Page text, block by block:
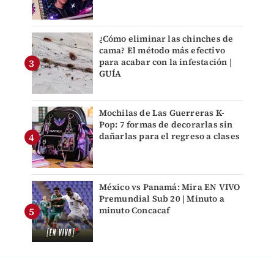
¿Cómo eliminar las chinches de
cama? El método más efectivo
para acabar con la infestación |
GUÍA
Mochilas de Las Guerreras K-
Pop: 7 formas de decorarlas sin
dañarlas para el regreso a clases
México vs Panamá: Mira EN VIVO
Premundial Sub 20 | Minuto a
minuto Concacaf